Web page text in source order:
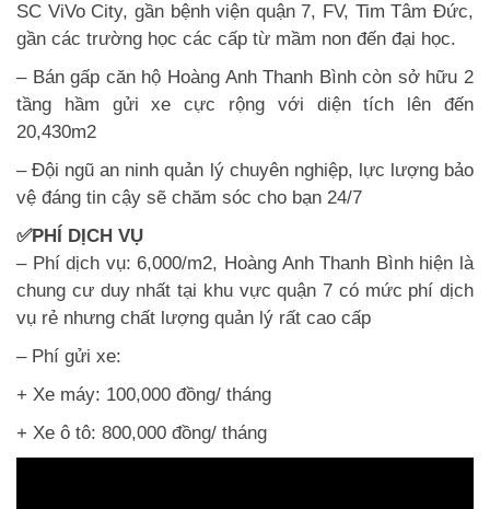
SC ViVo City, gần bệnh viện quận 7, FV, Tim Tâm Đức,
gần các trường học các cấp từ mầm non đến đại học.
– Bán gấp căn hộ Hoàng Anh Thanh Bình còn sở hữu 2
tầng hầm gửi xe cực rộng với diện tích lên đến
20,430m2
– Đội ngũ an ninh quản lý chuyên nghiệp, lực lượng bảo
vệ đáng tin cậy sẽ chăm sóc cho bạn 24/7
✅PHÍ DỊCH VỤ
– Phí dịch vụ: 6,000/m2, Hoàng Anh Thanh Bình hiện là
chung cư duy nhất tại khu vực quận 7 có mức phí dịch
vụ rẻ nhưng chất lượng quản lý rất cao cấp
– Phí gửi xe:
+ Xe máy: 100,000 đồng/ tháng
+ Xe ô tô: 800,000 đồng/ tháng